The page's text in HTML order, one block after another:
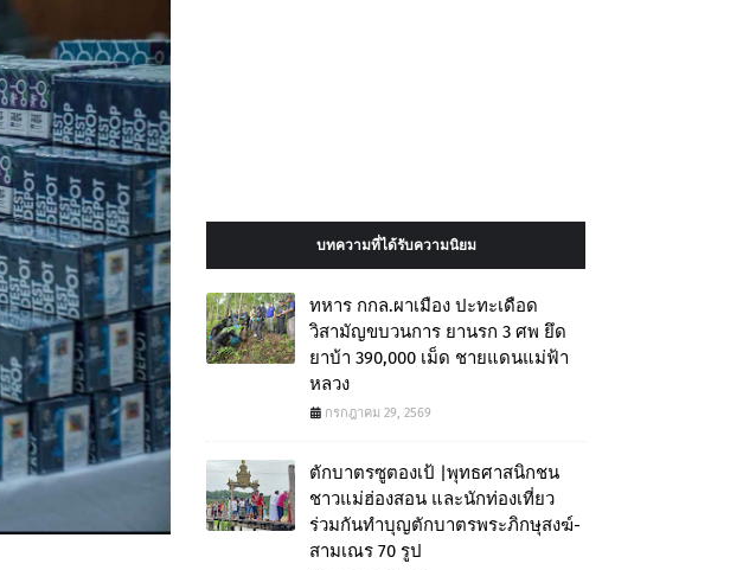
บทความที่ได้รับความนิยม
ทหาร กกล.ผาเมือง ปะทะเดือด
วิสามัญขบวนการ ยานรก 3 ศพ ยึด
ยาบ้า 390,000 เม็ด ชายแดนแม่ฟ้า
หลวง
กรกฎาคม 29, 2569
ตักบาตรซูตองเป้ |พุทธศาสนิกชน
ชาวแม่ฮ่องสอน และนักท่องเที่ยว
ร่วมกันทำบุญตักบาตรพระภิกษุสงฆ์-
สามเณร 70 รูป